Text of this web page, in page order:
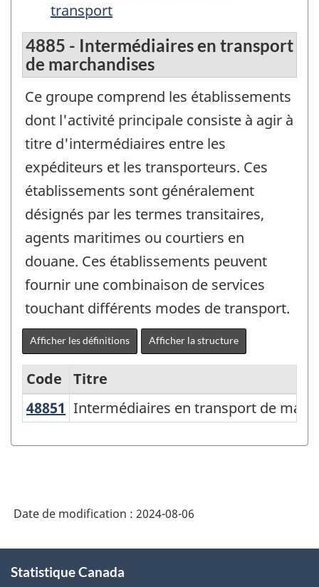
transport
4885 - Intermédiaires en transport
de marchandises
Ce groupe comprend les établissements
dont l'activité principale consiste à agir à
titre d'intermédiaires entre les
expéditeurs et les transporteurs. Ces
établissements sont généralement
désignés par les termes transitaires,
agents maritimes ou courtiers en
douane. Ces établissements peuvent
fournir une combinaison de services
touchant différents modes de transport.
Afficher les définitions Afficher la structure
Variante
classification
industries
de
Code
Titre
48851 Intermédiaires en transport de
Intermédiaires en transport de
Date de modification : 2024-08-06
propos
Statistique Canada